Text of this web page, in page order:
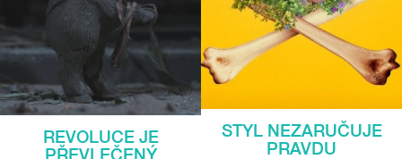
REVOLUCE JE
PŘEVLEČENÝ
STYL NEZARUČUJE
PRAVDU